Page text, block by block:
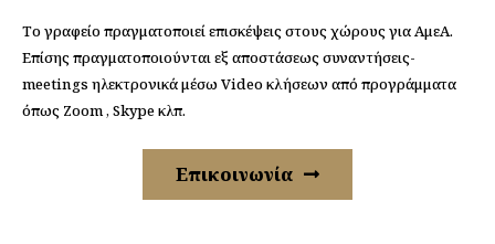
Tο γραφείο πραγματοποιεί επισκέψεις στους χώρους για ΑμεΑ.
Επίσης πραγματοποιούνται εξ αποστάσεως συναντήσεις-
meetings ηλεκτρονικά μέσω Video κλήσεων από προγράμματα
όπως Zoom , Skype κλπ.​
Επικοινωνία